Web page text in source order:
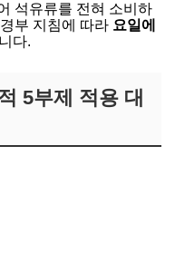
석유류를 전혀 소비하
부 지침에 따라 요일에
다.
5부제 적용 대